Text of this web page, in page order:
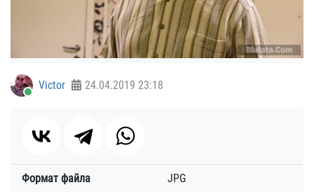
Victor 24.04.2019 23:18
Формат файла
JPG